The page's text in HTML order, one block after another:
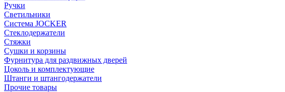
Ручки
Светильники
Система JOCKER
Стеклодержатели
Стяжки
Сушки и корзины
Фурнитура для раздвижных дверей
Цоколь и комплектующие
Штанги и штангодержатели
Прочие товары